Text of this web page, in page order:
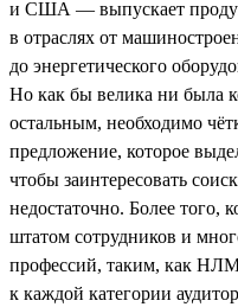
и США — выпускает
в отраслях от
до энергетического
Но как бы велика ни была
остальным, необходимо
предложение, которое
чтобы заинтересовать
недостаточно. Более того,
штатом сотрудников и
профессий, таким, как
к каждой категории